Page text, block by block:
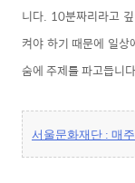
니다. 10분짜리라고
켜야 하기 때문에 일
숨에 주제를 파고듭니
서울문화재단 : 매